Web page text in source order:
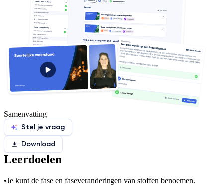
Samenvatting
Stel je vraag
Download
Leerdoelen
•Je kunt de fase en faseveranderingen van stoffen benoemen.